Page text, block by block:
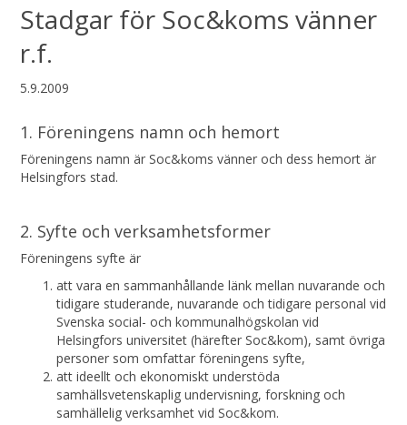
Stadgar för Soc&koms vänner
r.f.
5.9.2009
1. Föreningens namn och hemort
Föreningens namn är Soc&koms vänner och dess hemort är
Helsingfors stad.
2. Syfte och verksamhetsformer
Föreningens syfte är
att vara en sammanhållande länk mellan nuvarande och
tidigare studerande, nuvarande och tidigare personal vid
Svenska social- och kommunalhögskolan vid
Helsingfors universitet (härefter Soc&kom), samt övriga
personer som omfattar föreningens syfte,
att ideellt och ekonomiskt understöda
samhällsvetenskaplig undervisning, forskning och
samhällelig verksamhet vid Soc&kom.